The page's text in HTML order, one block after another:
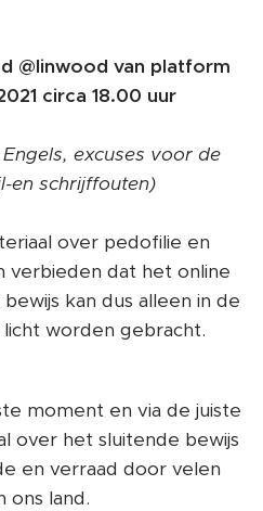
@linwood van platform
circa 18.00 uur
excuses voor de
en schrijffouten)
over pedofilie en
verbieden dat het online
kan dus alleen in de
worden gebracht.
moment en via de juiste
over het sluitende bewijs
en verraad door velen
ons land.